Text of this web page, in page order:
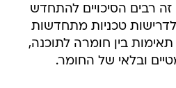
רבים הסיכויים להתחדש
טכניות מתחדשות
בין חומרה לתוכנה,
ובלאי של החומר.